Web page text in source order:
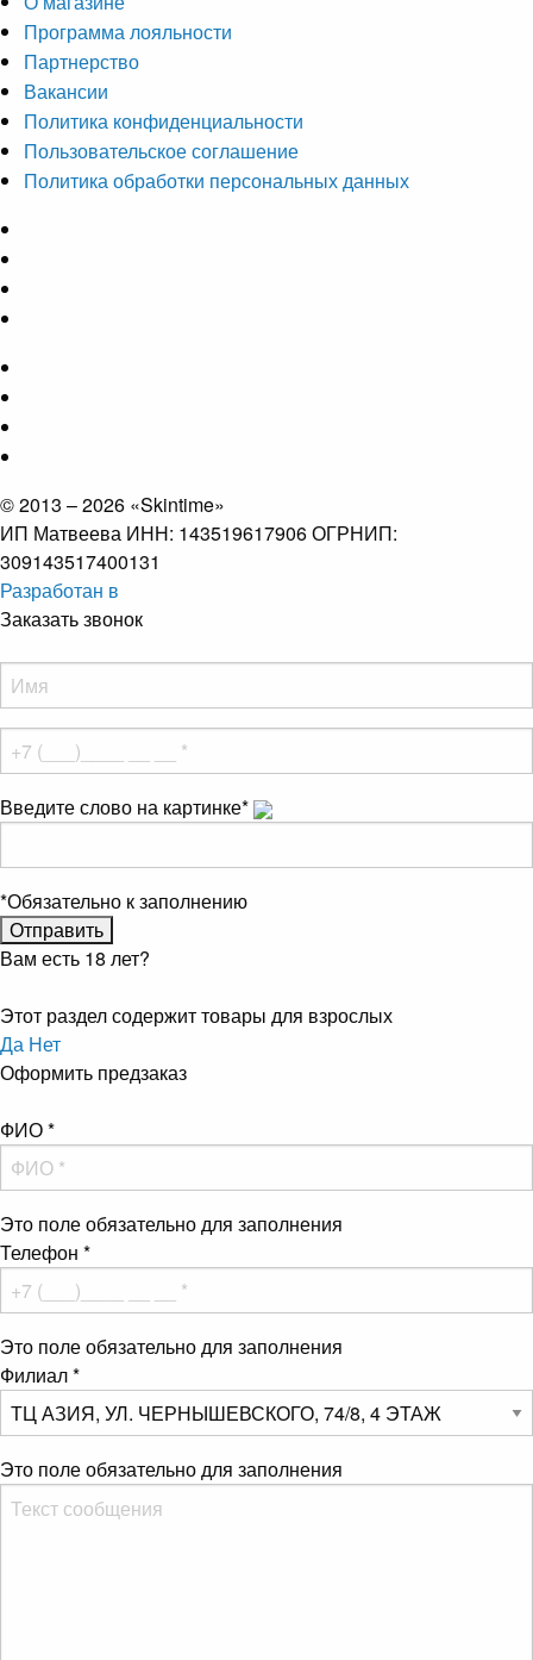
Программа лояльности
Партнерство
Вакансии
Политика конфиденциальности
Пользовательское соглашение
Политика обработки персональных данных
© 2013 – 2026 «Skintime»
ИП Матвеева ИНН: 143519617906 ОГРНИП:
309143517400131
Разработан в
Заказать звонок
Введите слово на картинке*
*Обязательно к заполнению
Вам есть 18 лет?
Этот раздел содержит товары для взрослых
Да Нет
Оформить предзаказ
ФИО*
Это поле обязательно для заполнения
Телефон *
Это поле обязательно для заполнения
Филиал*
Это поле обязательно для заполнения